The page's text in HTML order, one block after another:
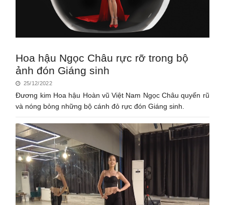
Hoa hậu Ngọc Châu rực rỡ trong bộ
ảnh đón Giáng sinh
25/12/2022
Đương kim Hoa hậu Hoàn vũ Việt Nam Ngọc Châu quyến rũ
và nóng bỏng những bộ cánh đỏ rực đón Giáng sinh.